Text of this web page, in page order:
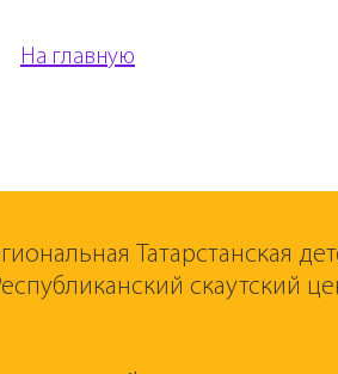
На главную
Татарстанская
скаутский